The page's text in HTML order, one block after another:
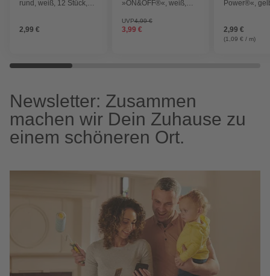
rund, weiß, 12 Stück,
2,99 €
»ON&OFF®«, weiß,
UVP4,99 €
3,99 €
Power®«,
2,99 €
(1,09 € / m)
Newsletter: Zusammen
machen wir Dein Zuhause zu
einem schöneren Ort.